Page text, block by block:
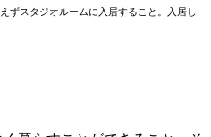
ずスタジオルームに入居すること。入居し